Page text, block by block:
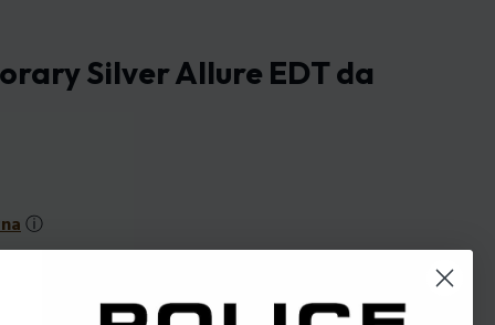
Silver Allure EDT da
ⓘ